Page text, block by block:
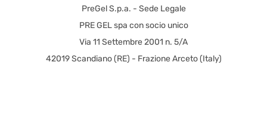
PreGel S.p.a. - Sede Legale
PRE GEL spa con socio unico
Via 11 Settembre 2001 n. 5/A
42019 Scandiano (RE) - Frazione Arceto (Italy)